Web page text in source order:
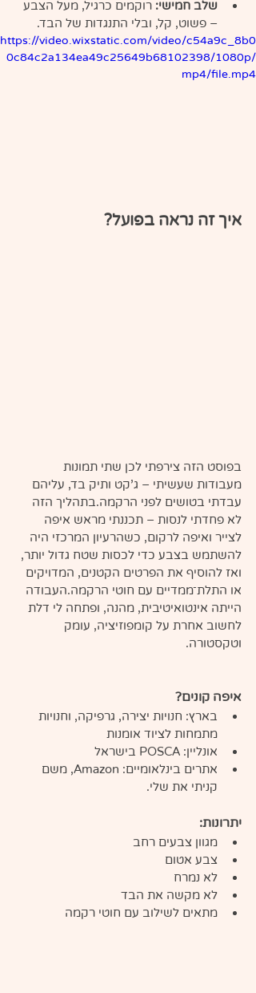
שלב חמישי: רוקמים כרגיל, מעל הצבע
– פשוט, קל, ובלי התנגדות של הבד.
https://video.wixstatic.com/video/c54a9c_8b0
0c84c2a134ea49c25649b68102398/1080p/
mp4/file.mp4
איך זה נראה בפועל?
בפוסט הזה צירפתי לכן שתי תמונות
מעבודות שעשיתי – ג'קט ותיק בד, עליהם
עבדתי בטושים לפני הרקמה.בתהליך הזה
לא פחדתי לנסות – תכננתי מראש איפה
לצייר ואיפה לרקום, כשהרעיון המרכזי היה
להשתמש בצבע כדי לכסות שטח גדול יותר,
ואז להוסיף את הפרטים הקטנים, המדויקים
או התלת־ממדיים עם חוטי הרקמה.העבודה
הייתה אינטואיטיבית, מהנה, ופתחה לי דלת
לחשוב אחרת על קומפוזיציה, עומק
וטקסטורה.
איפה קונים?
בארץ: חנויות יצירה, גרפיקה, וחנויות
מתמחות לציוד אומנות
אונליין: POSCA בישראל
אתרים בינלאומיים: Amazon, משם
קניתי את שלי.
יתרונות:
מגוון צבעים רחב
צבע אטום
לא נמרח
לא מקשה את הבד
מתאים לשילוב עם חוטי רקמה